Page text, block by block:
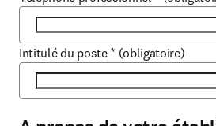
Intitulé du poste * (obligatoire)